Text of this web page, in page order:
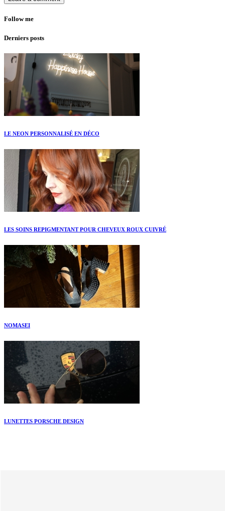
Follow me
Derniers posts
LE NEON PERSONNALISÉ EN DÉCO
LES SOINS REPIGMENTANT POUR CHEVEUX ROUX CUIVRÉ
NOMASEI
LUNETTES PORSCHE DESIGN